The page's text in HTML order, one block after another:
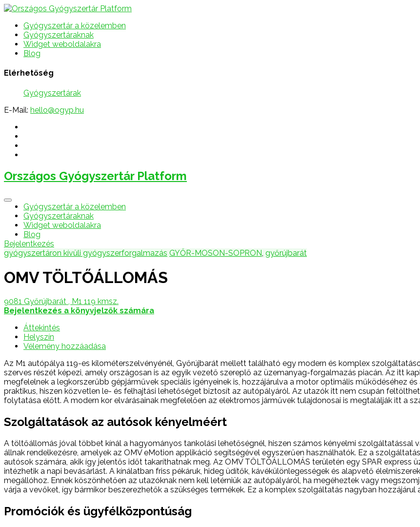
Gyógyszertár a közelemben
Gyógyszertáraknak
Widget weboldalakra
Blog
Elérhetőség
Gyógyszertárak
E-Mail: hello@ogyp.hu
Országos Gyógyszertár Platform
Gyógyszertár a közelemben
Gyógyszertáraknak
Widget weboldalakra
Blog
Bejelentkezés
gyógyszertáron kívüli gyógyszerforgalmazás GYŐR-MOSON-SOPRON, győrújbarát
OMV TÖLTŐÁLLOMÁS
9081 Győrújbarát , M1 119 kmsz.
Bejelentkezés a könyvjelzők számára
Áttekintés
Helyszín
Vélemény hozzáadása
Az M1 autópálya 119-es kilométerszelvényénél, Győrújbarát mellett található egy modern és komplex
szerves részét képezi, amely országosan is az egyik vezető szereplő az üzemanyag-forgalmazás piacán. Az itt
megfelelnek a legkorszerűbb gépjárművek speciális igényeinek is, hozzájárulva a motor optimális működéséhez
praktikus, hiszen közvetlen le- és felhajtási lehetőséget biztosít az autópályáról. Az utazók itt nem csupán
folytatása előtt. A modern kor elvárásainak megfelelően az elektromos járművek tulajdonosai is megtalálják itt a
Szolgáltatások az autósok kényelméért
A töltőállomás jóval többet kínál a hagyományos tankolási lehetőségnél, hiszen számos kényelmi szolgáltatással
állnak rendelkezésre, amelyek az OMV eMotion applikáció segítségével egyszerűen használhatók. Ez a
autósok számára, akik így jelentős időt takaríthatnak meg. Az OMV TÖLTŐÁLLOMÁS területén egy SPAR express
intézhetik a napi bevásárlást. A kínálatban friss pékáruk, hideg üdítők, kávékülönlegességek és alapvető
megállóhoz. Ennek köszönhetően az utazóknak nem kell letérniük az autópályáról, ha megéheztek vagy
várja a vevőket, így bármikor beszerezhetők a szükséges termékek. Ez a komplex szolgáltatás nagyban
Promóciók és ügyfélközpontúság